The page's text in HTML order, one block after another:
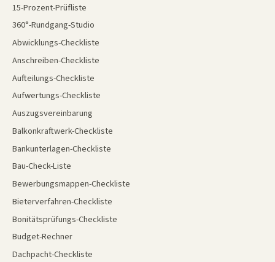
15-Prozent-Prüfliste
360°-Rundgang-Studio
Abwicklungs-Checkliste
Anschreiben-Checkliste
Aufteilungs-Checkliste
Aufwertungs-Checkliste
Auszugsvereinbarung
Balkonkraftwerk-Checkliste
Bankunterlagen-Checkliste
Bau-Check-Liste
Bewerbungsmappen-Checkliste
Bieterverfahren-Checkliste
Bonitätsprüfungs-Checkliste
Budget-Rechner
Dachpacht-Checkliste